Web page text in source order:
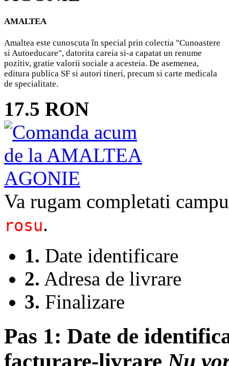
AMALTEA
Amaltea este cunoscuta în special prin colectia "Cunoastere
si Autoeducare", datorita careia si-a capatat un renume
pozitiv, gratie valorii sociale a acesteia. De asemenea,
editura publica SF si autori tineri, precum si carte medicala
de specialitate.
17.5 RON
Va rugam completati
rosu.
1. Date identificare
2. Adresa de livrare
3. Finalizare
Pas 1: Date de
facturare-livrareNu